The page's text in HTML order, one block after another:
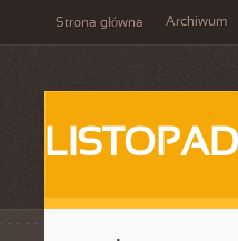
Strona główna Archiwum
LISTOPAD